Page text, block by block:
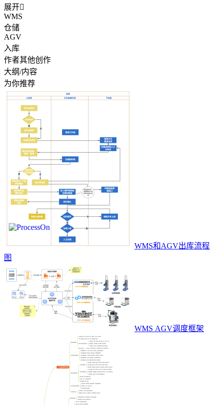
展开
WMS
仓储
AGV
入库
作者其他创作
大纲/内容
为你推荐
WMS和AGV出库流程
图
WMS AGV调度框架